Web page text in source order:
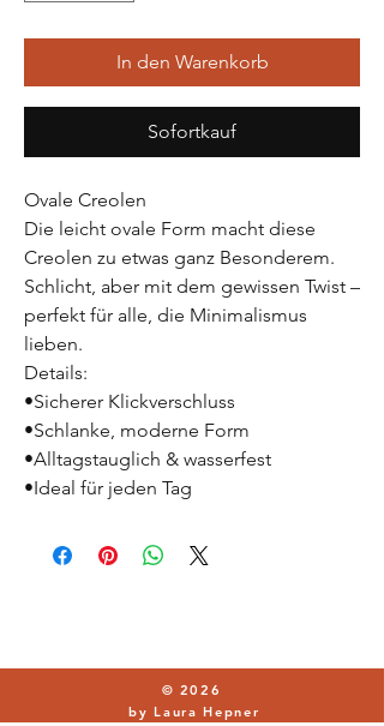
In den Warenkorb
Sofortkauf
Ovale Creolen
Die leicht ovale Form macht diese
Creolen zu etwas ganz Besonderem.
Schlicht, aber mit dem gewissen Twist –
perfekt für alle, die Minimalismus
lieben.
Details:
•Sicherer Klickverschluss
•Schlanke, moderne Form
•Alltagstauglich & wasserfest
•Ideal für jeden Tag
© 2026
by Laura Hepner